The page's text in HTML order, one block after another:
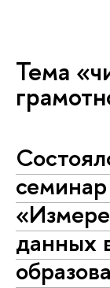
Тема
данных